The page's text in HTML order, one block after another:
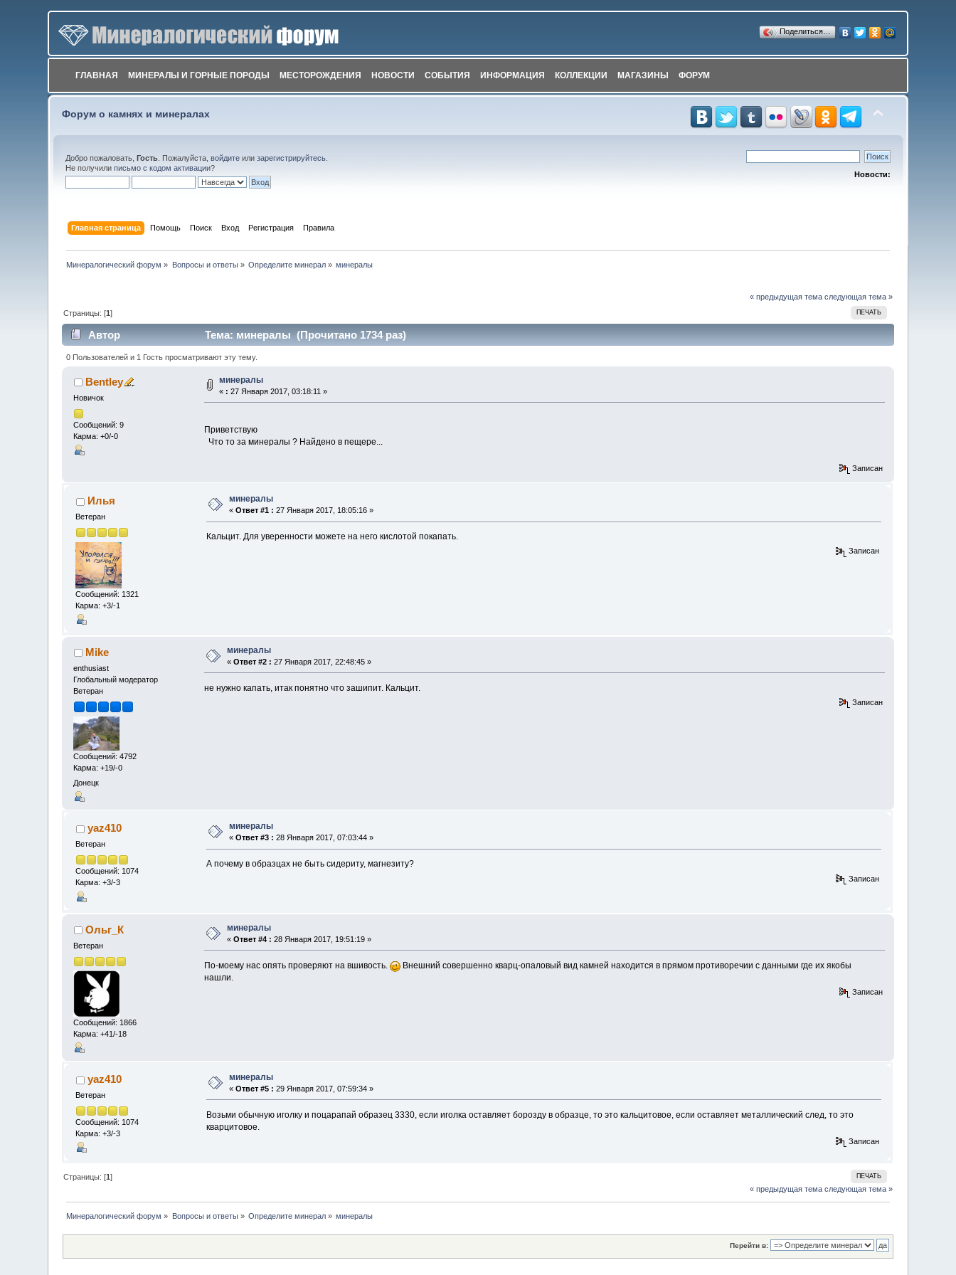
Поделиться…
ГЛАВНАЯ МИНЕРАЛЫ И ГОРНЫЕ ПОРОДЫ МЕСТОРОЖДЕНИЯ НОВОСТИ СОБЫТИЯ ИНФОРМАЦИЯ КОЛЛЕКЦИИ МАГАЗИНЫ ФОРУМ
Форум о камнях и минералах
Добро пожаловать,Гость . Пожалуйста,войдите илизарегистрируйтесь
Не получилиписьмо с кодом активации?
Новости:
Главная страница Помощь Поиск Вход Регистрация Правила
Минералогический форум » Вопросы и ответы» Определите минерал » минералы
« предыдущая тема следующая тема »
ПЕЧАТЬ
Страницы: [1]
Автор Тема: минералы (Прочитано 1734 раз)
0 Пользователей и 1 Гость просматривают эту тему.
Bentley
Новичок
Сообщений: 9
Карма: +0/-0
минералы
« : 27 Января 2017, 03:18:11 »
Приветствую
Что то за минералы ? Найдено в пещере...
Записан
Илья
Ветеран
Сообщений: 1321
Карма: +3/-1
минералы
«Ответ #1 : 27 Января 2017, 18:05:16 »
Кальцит. Для уверенности можете на него кислотой покапать.
Записан
Mike
enthusiast
Глобальный модератор
Ветеран
Сообщений: 4792
Карма: +19/-0
Донецк
минералы
«Ответ #2 : 27 Января 2017, 22:48:45 »
не нужно капать, итак понятно что зашипит. Кальцит.
Записан
yaz410
Ветеран
Сообщений: 1074
Карма: +3/-3
минералы
«Ответ #3 : 28 Января 2017, 07:03:44 »
А почему в образцах не быть сидериту, магнезиту?
Записан
Ольг_К
Ветеран
Сообщений: 1866
Карма: +41/-18
минералы
«Ответ #4 : 28 Января 2017, 19:51:19 »
По-моему нас опять проверяют на вшивость.
Внешний совершенно кварц-опаловый вид камней находится в прямом противоречии с данными где их якобы
нашли.
Записан
yaz410
Ветеран
Сообщений: 1074
Карма: +3/-3
минералы
«Ответ #5 : 29 Января 2017, 07:59:34 »
Возьми обычную иголку и поцарапай образец 3330, если иголка оставляет борозду в образце, то это кальцитовое, если оставляет металлический след, то это
кварцитовое.
Записан
ПЕЧАТЬ
Страницы: [1]
« предыдущая тема следующая тема »
Минералогический форум » Вопросы и ответы» Определите минерал » минералы
Перейти в: